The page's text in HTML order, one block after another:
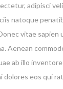
adipisci
natoque
vitae
Aenean
ab illo
eos qui